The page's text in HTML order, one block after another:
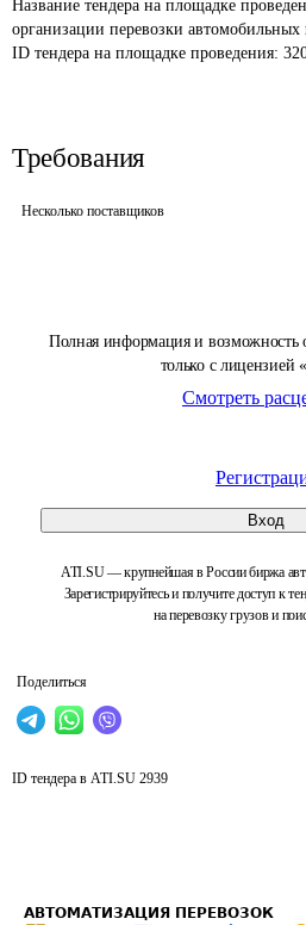
Полная информация и возможность
только с лицензией
Смотреть
Вход
ATI.SU — крупнейшая в России биржа
Зарегистрируйтесь и получите доступ к
на перевозку грузов и
Поделиться
Название тендера на площадке
организации перевозки
ID тендера на площадке проведения:
Требования
Несколько поставщиков
ID тендера в ATI.SU 2939
АВТОМАТИЗАЦИЯ ПЕРЕВОЗОК